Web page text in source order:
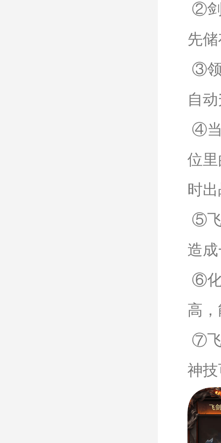
②剑
先
③领
自
④当
位
时
⑤飞
造
⑥化
高
⑦飞
神